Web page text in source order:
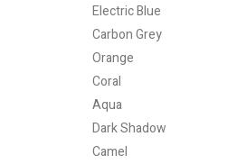
Electric Blue
Carbon Grey
Orange
Coral
Aqua
Dark Shadow
Camel